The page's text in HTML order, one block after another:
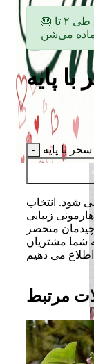
🎂 کیک‌های ما بعد از ثبت سفارش، با دقت و عشق طی ۲ تا
پایه
با پایه
سبد اضافه کن
شود. انتخاب
زیبایی
منحصر
شما مشتریان
مرتبط